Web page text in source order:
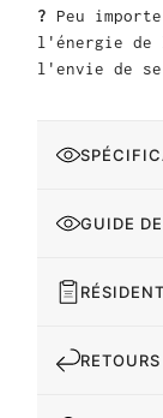
? Peu
l'énergie de
l'envie de
GUIDE
RETOURS